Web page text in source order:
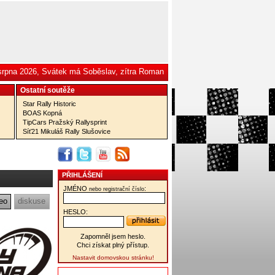
2026, Svátek má Soběslav, zítra Roman
Ostatní­ soutěže
Star Rally Historic
BOAS Kopná
TipCars Pražský Rallysprint
Síť21 Mikuláš Rally Slušovice
diskuse
PŘIHLÁŠENÍ
JMÉNO nebo registrační číslo:
HESLO:
Zapomněl jsem heslo.
Chci získat plný přístup.
Nastavit domovskou stránku!